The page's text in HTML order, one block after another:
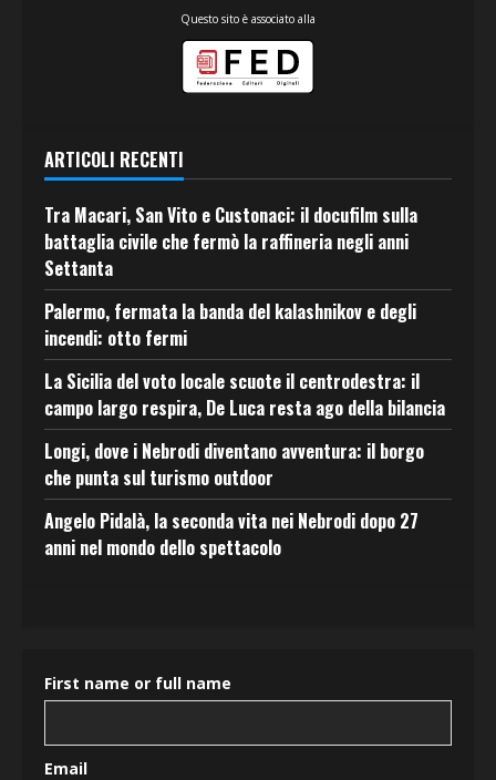
Questo sito è associato alla
ARTICOLI RECENTI
Tra Macari, San Vito e Custonaci: il docufilm sulla
battaglia civile che fermò la raffineria negli anni
Settanta
Palermo, fermata la banda del kalashnikov e degli
incendi: otto fermi
La Sicilia del voto locale scuote il centrodestra: il
campo largo respira, De Luca resta ago della bilancia
Longi, dove i Nebrodi diventano avventura: il borgo
che punta sul turismo outdoor
Angelo Pidalà, la seconda vita nei Nebrodi dopo 27
anni nel mondo dello spettacolo
First name or full name
Email